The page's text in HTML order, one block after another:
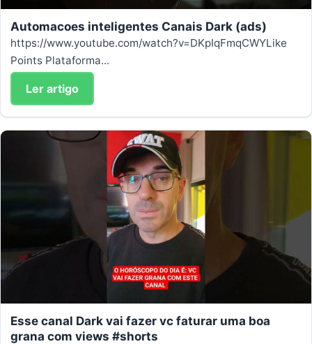
Automacoes inteligentes Canais Dark (ads)
https://www.youtube.com/watch?v=DKpIqFmqCWYLike
Points Plataforma...
Ler artigo
Esse canal Dark vai fazer vc faturar uma boa
grana com views #shorts